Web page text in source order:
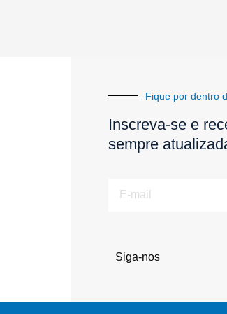
Fique por dentro
Inscreva-se e
sempre
Siga-nos